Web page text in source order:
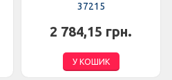
37215
2 784,15 грн.
У КОШИК